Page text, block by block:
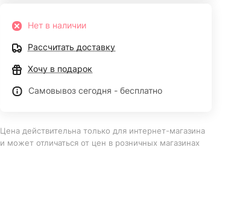
Нет в наличии
Рассчитать доставку
Хочу в подарок
Самовывоз сегодня - бесплатно
Цена действительна только для интернет-магазина
и может отличаться от цен в розничных магазинах